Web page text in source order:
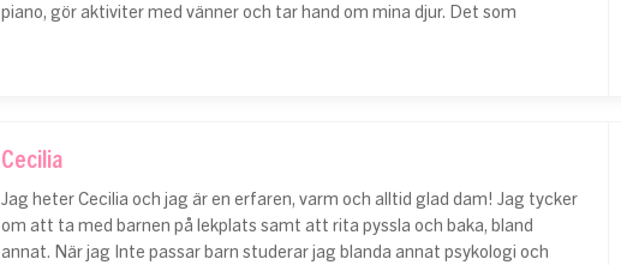
piano, gör aktiviter med vänner och tar hand om mina djur. Det som
Cecilia
Jag heter Cecilia och jag är en erfaren, varm och alltid glad dam! Jag tycker
om att ta med barnen på lekplats samt att rita pyssla och baka, bland
annat. När jag Inte passar barn studerar jag blanda annat psykologi och